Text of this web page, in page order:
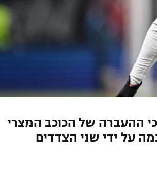
כי ההעברה של הכוכב המצרי
על ידי שני הצדדים